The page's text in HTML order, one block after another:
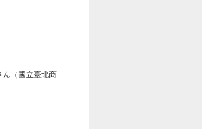
ん（國立臺北商